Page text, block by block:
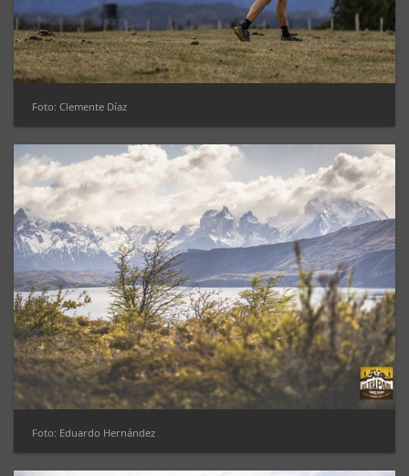
Foto: Clemente Díaz
Foto: Eduardo Hernández